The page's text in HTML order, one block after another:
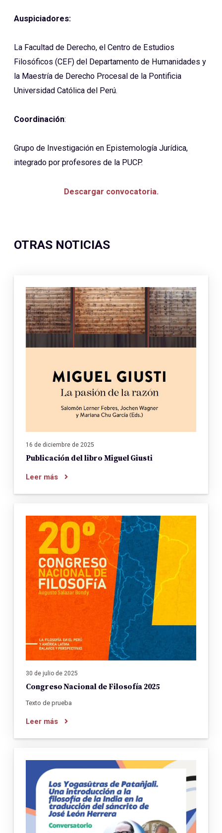
Auspiciadores:
La Facultad de Derecho, el Centro de Estudios
Filosóficos (CEF) del Departamento de Humanidades y
la Maestría de Derecho Procesal de la Pontificia
Universidad Católica del Perú.
Coordinación:
Grupo de Investigación en Epistemología Jurídica,
integrado por profesores de la PUCP.
Descargar convocatoria.
OTRAS NOTICIAS
16 de diciembre de 2025
Publicación del libro Miguel Giusti
Leer más
30 de julio de 2025
Congreso Nacional de Filosofía 2025
Texto de prueba
Leer más